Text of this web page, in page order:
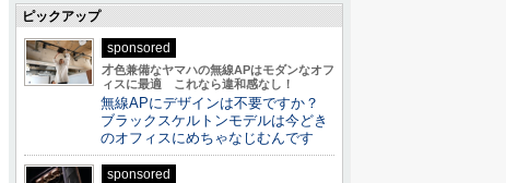
ピックアップ
sponsored
才色兼備なヤマハの無線APはモダンなオフ
ィスに最適 これなら違和感なし！
無線APにデザインは不要ですか？
ブラックスケルトンモデルは今どき
のオフィスにめちゃなじむんです
sponsored